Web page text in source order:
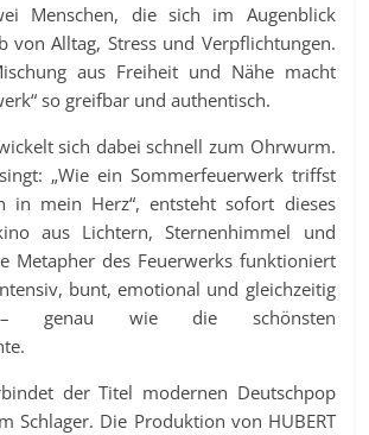
Menschen, die sich im Augenblick
von Alltag, Stress und Verpflichtungen.
aus Freiheit und Nähe macht
so greifbar und authentisch.
sich dabei schnell zum Ohrwurm.
„Wie ein Sommerfeuerwerk triffst
in mein Herz“, entsteht sofort dieses
aus Lichtern, Sternenhimmel und
Metapher des Feuerwerks funktioniert
bunt, emotional und gleichzeitig
– genau wie die schönsten
der Titel modernen Deutschpop
Schlager. Die Produktion von HUBERT